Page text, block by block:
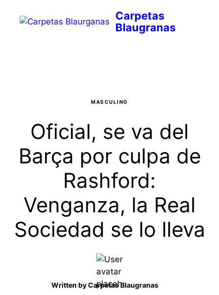
MASCULINO
Oficial, se va del
Barça por culpa de
Rashford:
Venganza, la Real
Sociedad se lo lleva
Written byCarpetas Blaugranas